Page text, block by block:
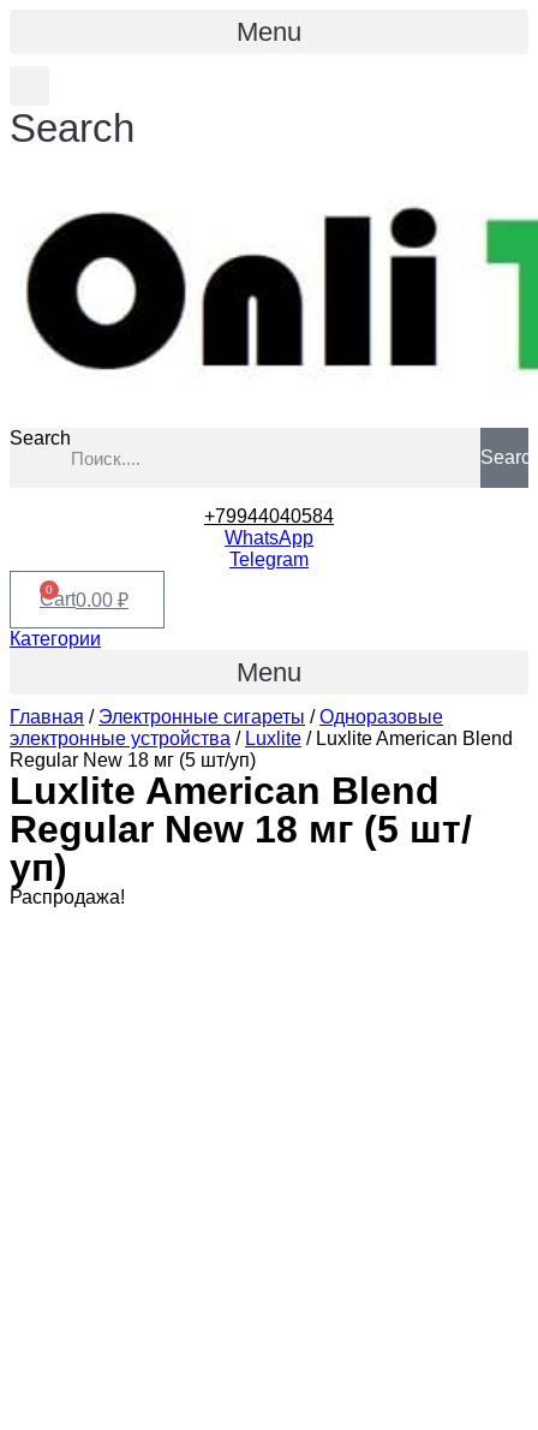
Menu
Search
Search
+79944040584
WhatsApp
Telegram
0.00 ₽
0
Cart
Категории
Menu
Главная / Электронные сигареты /Одноразовые
электронные устройства / Luxlite / Luxlite American Blend
Regular New 18 мг (5 шт/уп)
Luxlite American Blend
Regular New 18 мг (5 шт/
уп)
Распродажа!